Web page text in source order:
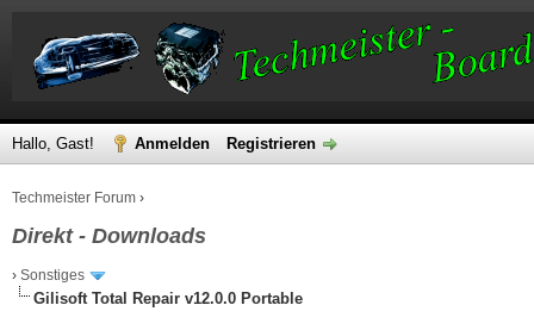
Hallo, Gast! Anmelden Registrieren
Techmeister Forum ›
Direkt - Downloads
› Sonstiges
Gilisoft Total Repair v12.0.0 Portable